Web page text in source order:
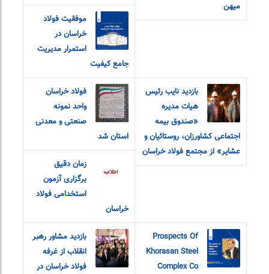
میهن
موفقیت فولاد
خراسان در
استمرار مدیریت
جامع کیفیت
بازدید نایب رئیس
هیات مدیره
«صندوق بیمه
اجتماعی کشاورزان، روستائیان و
عشایر» از مجتمع فولاد خراسان
فولاد خراسان
واحد نمونه
صنعتی و معدنی
استان شد
زمان دقیق
برگزاری آزمون
استخدامی فولاد
خراسان
Prospects Of
Khorasan Steel
Complex Co
بازدید مشاور رهبر
انقلاب از غرفه
فولاد خراسان در